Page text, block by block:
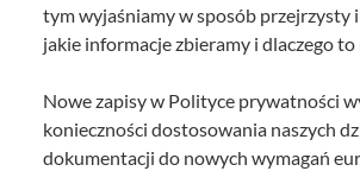
tym wyjaśniamy w sposób przejrzysty
jakie informacje zbieramy i dlaczego
Nowe zapisy w Polityce prywatności
konieczności dostosowania naszych
dokumentacji do nowych wymagań